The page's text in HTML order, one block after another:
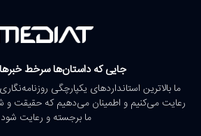
جایی که داستان‌ها سرخط
ما بالاترین استانداردهای یکپارچگی
رعایت می‌کنیم و اطمینان می‌دهیم که حقیقت و
ما برجسته و رعایت